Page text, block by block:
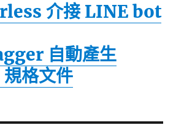
介接 LINE bot
自動產生
格文件